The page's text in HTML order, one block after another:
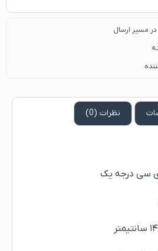
مسیر ارسال
نظرات (0)
سی درجه یک